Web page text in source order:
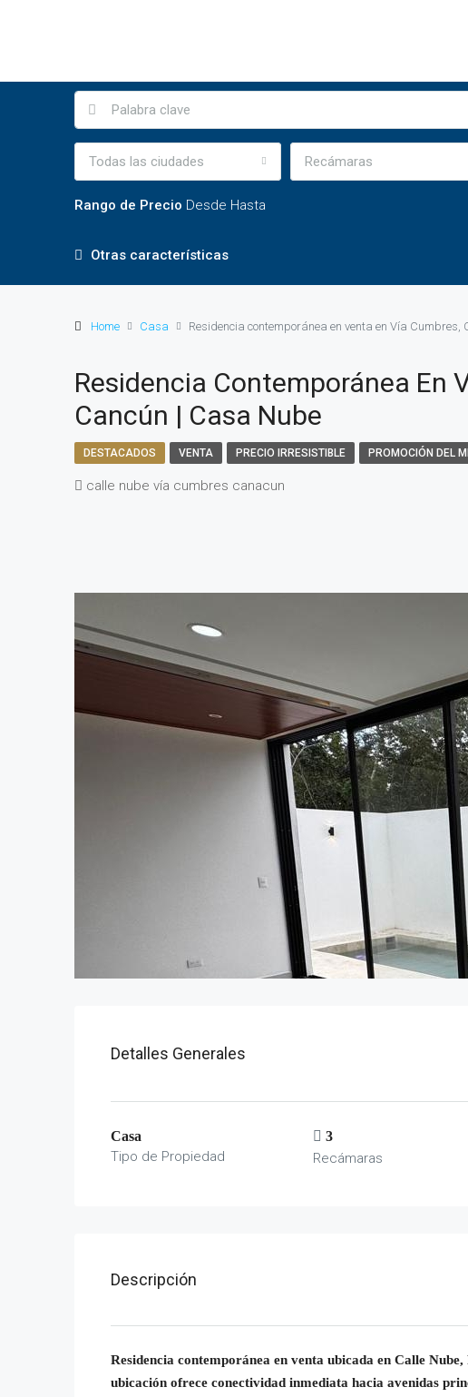
Todas las ciudades Recámaras
Rango de Precio Desde Hasta
Otras características
Home Casa Residencia contemporánea en venta en Vía Cumbres,
Residencia Contemporánea En
Cancún | Casa Nube
DESTACADOS VENTA PRECIO IRRESISTIBLE PROMOCIÓN DEL
calle nube vía cumbres canacun
Detalles Generales
Casa
Tipo de Propiedad
3
Recámaras
Descripción
Residencia contemporánea en venta ubicada en Calle
ubicación ofrece conectividad inmediata hacia avenidas